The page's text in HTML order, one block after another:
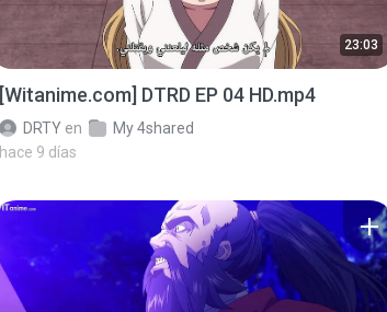
23:03
[Witanime.com] DTRD EP 04 HD.mp4
DRTY en
My 4shared
hace 9 días